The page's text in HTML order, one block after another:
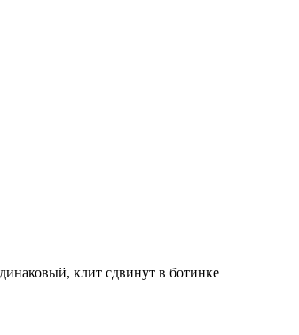
клит сдвинут в ботинке